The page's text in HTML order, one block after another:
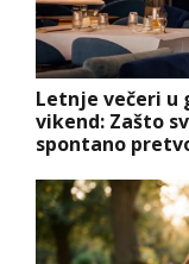
Letnje večeri u
vikend: Zašto
spontano